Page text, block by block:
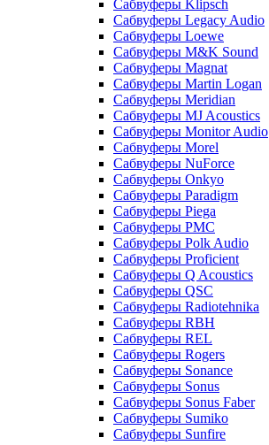
Сабвуферы Klipsch
Сабвуферы Legacy Audio
Сабвуферы Loewe
Сабвуферы M&K Sound
Сабвуферы Magnat
Сабвуферы Martin Logan
Сабвуферы Meridian
Сабвуферы MJ Acoustics
Сабвуферы Monitor Audio
Сабвуферы Morel
Сабвуферы NuForce
Сабвуферы Onkyo
Сабвуферы Paradigm
Сабвуферы Piega
Сабвуферы PMC
Сабвуферы Polk Audio
Сабвуферы Proficient
Сабвуферы Q Acoustics
Сабвуферы QSC
Сабвуферы Radiotehnika
Сабвуферы RBH
Сабвуферы REL
Сабвуферы Rogers
Сабвуферы Sonance
Сабвуферы Sonus
Сабвуферы Sonus Faber
Сабвуферы Sumiko
Сабвуферы Sunfire